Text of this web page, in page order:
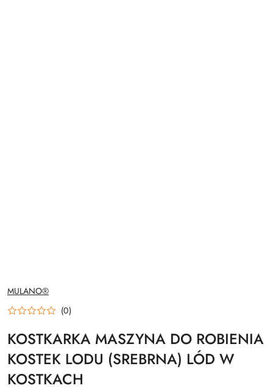
NAZWA
PRODUCENTA:
MULANO®
(0)
KOSTKARKA MASZYNA DO ROBIENIA
KOSTEK LODU (SREBRNA) LÓD W
KOSTKACH